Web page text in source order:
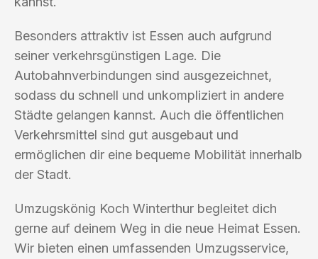
Besonders attraktiv ist Essen auch aufgrund
seiner verkehrsgünstigen Lage. Die
Autobahnverbindungen sind ausgezeichnet,
sodass du schnell und unkompliziert in andere
Städte gelangen kannst. Auch die öffentlichen
Verkehrsmittel sind gut ausgebaut und
ermöglichen dir eine bequeme Mobilität innerhalb
der Stadt.
Umzugskönig Koch Winterthur begleitet dich
gerne auf deinem Weg in die neue Heimat Essen.
Wir bieten einen umfassenden Umzugsservice,